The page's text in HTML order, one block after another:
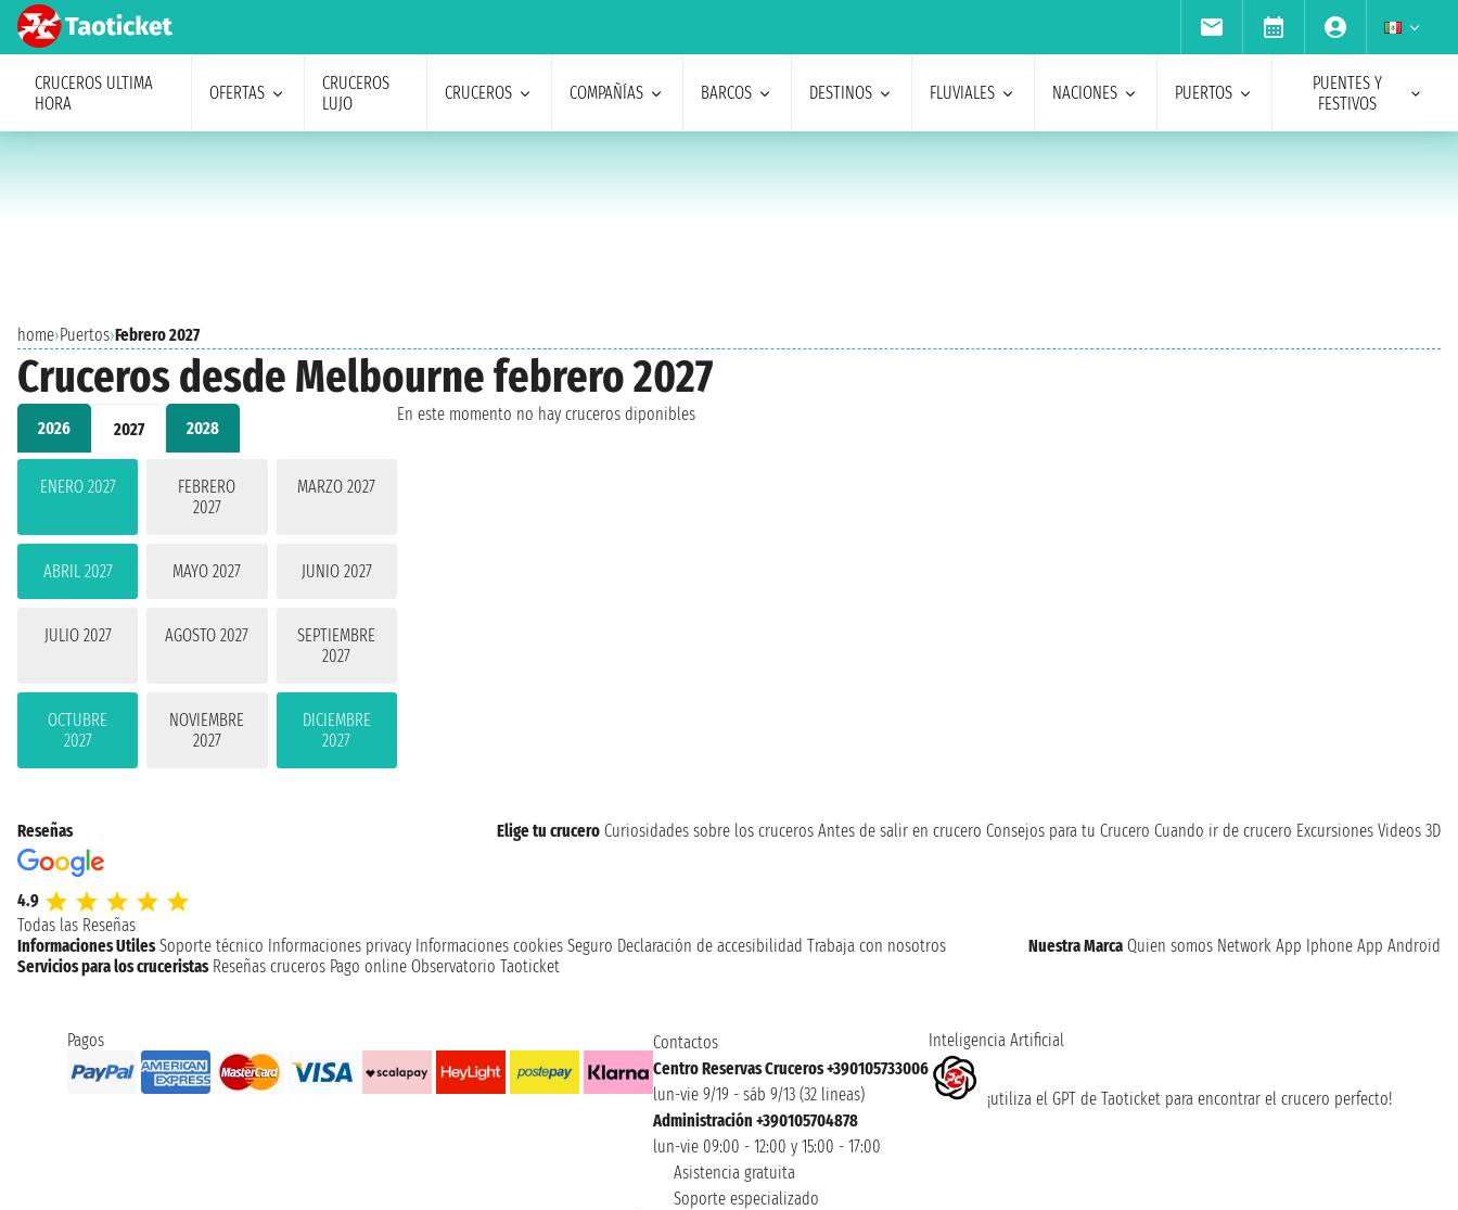
CRUCEROS ULTIMA
HORA
OFERTAS
CRUCEROS
LUJO
CRUCEROS COMPAÑÍAS BARCOS DESTINOS FLUVIALES NACIONES PUERTOS
PUENTES Y
FESTIVOS
home›Puertos›Febrero 2027
Cruceros desde Melbourne febrero 2027
2026 2027 2028
ENERO 2027
FEBRERO
2027
MARZO 2027
ABRIL 2027 MAYO 2027 JUNIO 2027
JULIO 2027 AGOSTO 2027
SEPTIEMBRE
2027
OCTUBRE
2027
NOVIEMBRE
2027
DICIEMBRE
2027
En este momento no hay cruceros diponibles
Reseñas
4.9
Todas las Reseñas
Elige tu crucero Curiosidades sobre los cruceros Antes de salir en crucero Consejos para tu Crucero Cuando ir de crucero Excursiones Videos 3D
Informaciones Utiles Soporte técnico Informaciones privacy Informaciones cookies Seguro Declaración de accesibilidad Trabaja con nosotros Nuestra Marca Quien somos Network App Iphone App Android
Servicios para los cruceristas Reseñas cruceros Pago online Observatorio Taoticket
Pagos
Contactos
Centro Reservas Cruceros +390105733006
lun-vie 9/19 - sáb 9/13 (32 lineas)
Administración +390105704878
lun-vie 09:00 - 12:00 y 15:00 - 17:00
Asistencia gratuita
Soporte especializado
Inteligencia Artificial
¡utiliza el GPT de Taoticket para encontrar el crucero perfecto!